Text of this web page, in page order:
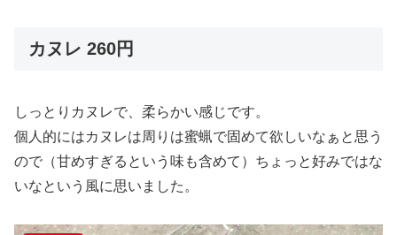
カヌレ 260円
しっとりカヌレで、柔らかい感じです。
個人的にはカヌレは周りは蜜蝋で固めて欲しいなぁと思う
ので（甘めすぎるという味も含めて）ちょっと好みではな
いなという風に思いました。